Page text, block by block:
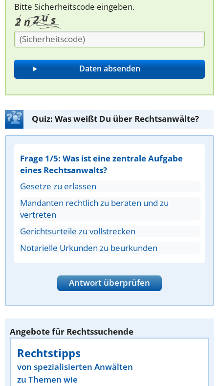
Bitte Sicherheitscode eingeben.
Quiz: Was weißt Du über Rechtsanwälte?
Frage 1/5: Was ist eine zentrale Aufgabe
eines Rechtsanwalts?
Gesetze zu erlassen
Mandanten rechtlich zu beraten und zu
vertreten
Gerichtsurteile zu vollstrecken
Notarielle Urkunden zu beurkunden
Antwort überprüfen
Angebote für Rechtssuchende
Rechtstipps
von spezialisierten Anwälten
zu Themen wie